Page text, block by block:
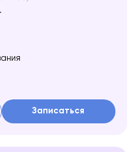
Записаться